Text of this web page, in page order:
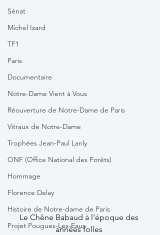
Sénat
Michel Izard
TF1
Paris
Documentaire
Notre-Dame Vient à Vous
Réouverture de Notre-Dame de Paris
Vitraux de Notre-Dame
Trophées Jean-Paul Lanly
ONF (Office National des Forêts)
Hommage
Florence Delay
Histoire de Notre-dame de Paris
Projet Pougues-Les-Eaux
Le Chêne Babaud à l'époque des
années folles